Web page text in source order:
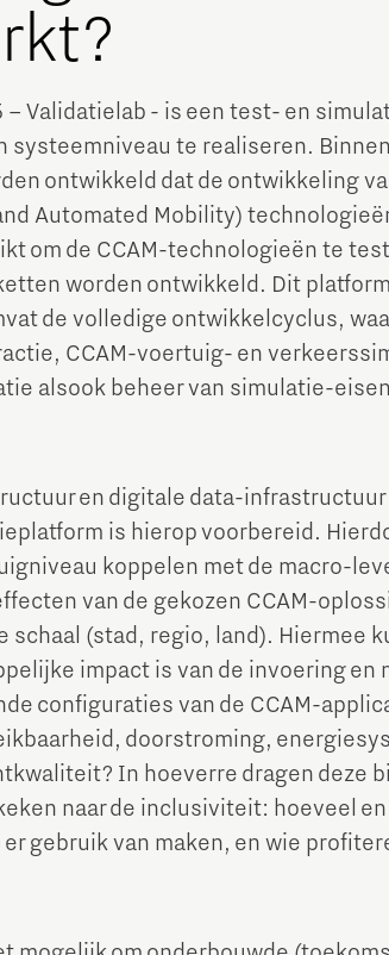
– Validatielab - is een test- en
systeemniveau te realiseren.
ontwikkeld dat de ontwikkeling
Automated Mobility)
om de CCAM-technologieën te
worden ontwikkeld. Dit
de volledige ontwikkelcyclus,
CCAM-voertuig- en
alsook beheer van simulatie-
en digitale data-
is hierop voorbereid.
koppelen met de macro-
van de gekozen CCAM-
schaal (stad, regio, land). Hiermee
impact is van de invoering en
configuraties van de CCAM-
doorstroming,
In hoeverre dragen deze
naar de inclusiviteit: hoeveel
gebruik van maken, en wie